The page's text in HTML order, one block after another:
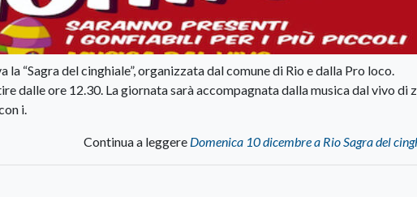
“Sagra del cinghiale”, organizzata dal comune di Rio e dalla Pro loco.
dalle ore 12.30. La giornata sarà accompagnata dalla musica dal vivo di
i.
Continua a leggere Domenica 10 dicembre a Rio Sagra del